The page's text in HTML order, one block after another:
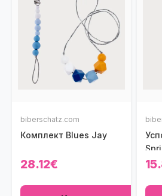
biberschatz.com
Комплект Blues Jay
28.12€